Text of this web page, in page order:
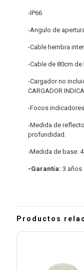
-IP66
-Angulo de
-Cable hembra
-Cable de 80cm de
-Cargador no
CARGADOR
-Focos
-Medida de
profundidad.
-Medida de base:
-Garantía: 3 años
Productos